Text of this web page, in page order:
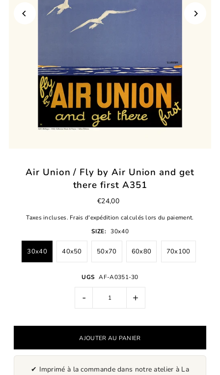
Air Union / Fly by Air Union and get
there first A351
€24,00
Taxes incluses. Frais d'expédition calculés lors du paiement.
SIZE: 30x40
30x40 40x50 50x70 60x80 70x100
UGS AF-A0351-30
- +
✔ Imprimé à la commande dans notre atelier à La